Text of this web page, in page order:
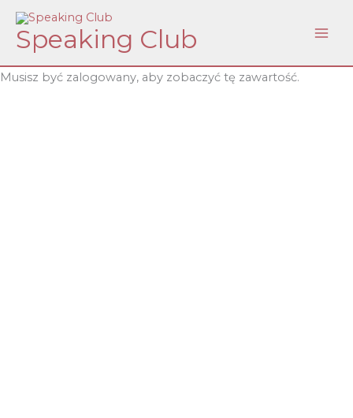
Skip
content
Speaking Club
Musisz być zalogowany, aby zobaczyć tę zawartość.